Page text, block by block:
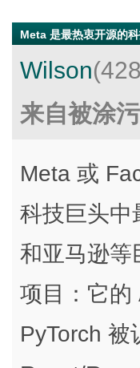
Meta 是最热衷开源的
Wilson
来自被涂
Meta 或
科技巨头中
和亚马逊等
项目：它的
PyTorch